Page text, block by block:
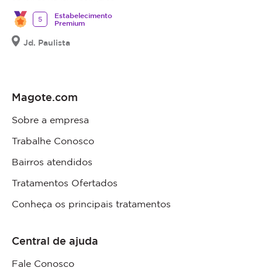
5
Estabelecimento
Premium
Jd. Paulista
Magote.com
Sobre a empresa
Trabalhe Conosco
Bairros atendidos
Tratamentos Ofertados
Conheça os principais tratamentos
Central de ajuda
Fale Conosco